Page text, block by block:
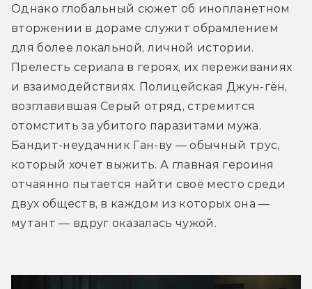
Однако глобальный сюжет об инопланетном
вторжении в дораме служит обрамлением
для более локальной, личной истории.
Прелесть сериала в героях, их переживаниях
и взаимодействиях. Полицейская Джун-гён,
возглавившая Серый отряд, стремится
отомстить за убитого паразитами мужа.
Бандит-неудачник Ган-ву — обычный трус,
который хочет выжить. А главная героиня
отчаянно пытается найти своё место среди
двух обществ, в каждом из которых она —
мутант — вдруг оказалась чужой.